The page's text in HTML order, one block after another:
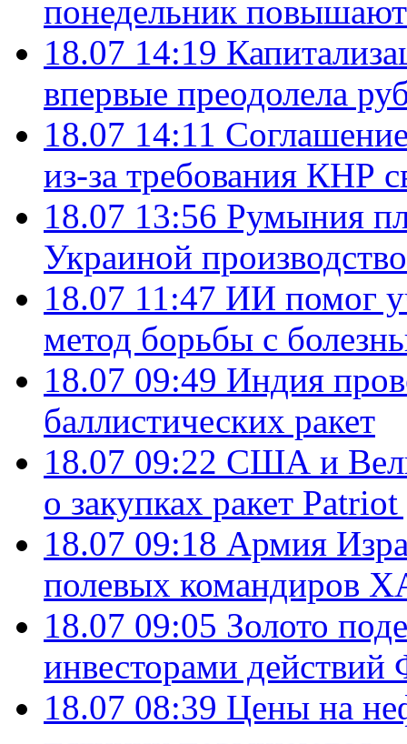
понедельник
18.07 14:19
впервые преодолела
18.07 14:11
из-за требования КНР
18.07 13:56 Румыния
Украиной
18.07 11:47 ИИ помог
метод борьбы с
18.07 09:49 Индия
баллистических ракет
18.07 09:22 США и
о закупках ракет
18.07 09:18 Армия
полевых командиров
18.07 09:05 Золото
инвесторами
18.07 08:39 Цены на